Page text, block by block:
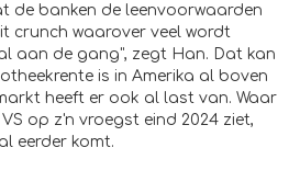
de banken de leenvoorwaarden
crunch waarover veel wordt
aan de gang", zegt Han. Dat kan
is in Amerika al boven
heeft er ook al last van. Waar
op z'n vroegst eind 2024 ziet,
eerder komt.